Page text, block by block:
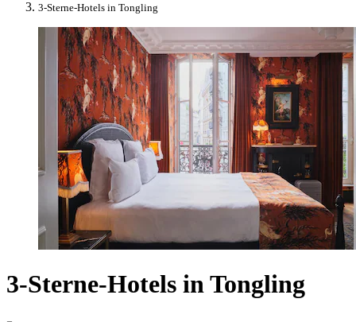
3-Sterne-Hotels in Tongling
3-Sterne-Hotels in Tongling